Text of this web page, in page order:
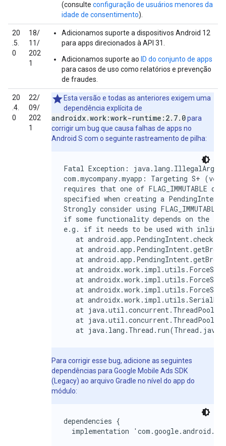
(consulte configuração de usuários menores da
idade de consentimento).
20
.5.
0
18/
11/
202
1
Adicionamos suporte a dispositivos Android 12
para apps direcionados à API 31.
Adicionamos suporte ao ID do conjunto de apps
para casos de uso como relatórios e prevenção
de fraudes.
20
.4.
0
22/
09/
202
1
Esta versão e todas as anteriores exigem uma
dependência explícita de
androidx.work:work-runtime:2.7.0para
corrigir um bug que causa falhas de apps no
Android S com o seguinte rastreamento de pilha:
Fatal Exception:
com.mycompany.myapp: Targeting S+
requires that one of FLAG_IMMUTABLE or
specified when creating a PendingIntent.
Strongly consider using FLAG_IMMUTABLE,
if some functionality depends on the
e.g. if it needs to be used with inline
at
at
at
at
at
at
at
at
at
at
Para corrigir esse bug, adicione as seguintes
dependências para Google Mobile Ads SDK
(Legacy) ao arquivo Gradle no nível do app do
módulo:
dependencies {
implementation